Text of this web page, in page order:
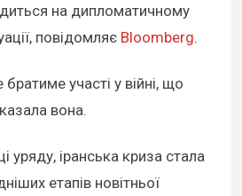
на дипломатичному
повідомляє Bloomberg.
братиме участі у війні, що
вона.
уряду, іранська криза стала
етапів новітньої